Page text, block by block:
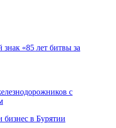
«85 лет битвы за
с
бизнес в Бурятии